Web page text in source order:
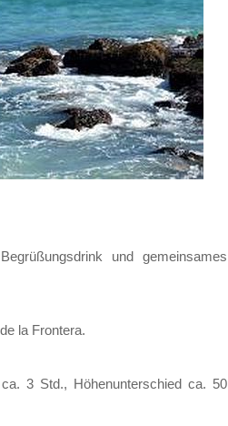
und gemeinsames
la Frontera.
3 Std., Höhenunterschied ca. 50